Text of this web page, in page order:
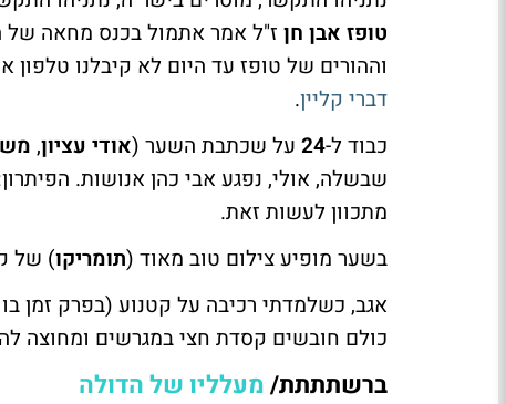
טופז אבן חן ז"ל אמר אתמול בכנס מחאה של
וההורים של טופז עד היום לא קיבלנו
דברי קליין.
כבוד ל-24 על שכתבת השער (אודי עציון,
שבשלה, אולי, נפגע אבי כהן אנושות.
מתכוון לעשות זאת.
בשער מופיע צילום טוב מאוד (תומריקו) של
אגב, כשלמדתי רכיבה על קטנוע (בפרק זמן
כולם חובשים קסדת חצי במגרשים ומחוצה
ברשתתתת/מעלליו של הדולה